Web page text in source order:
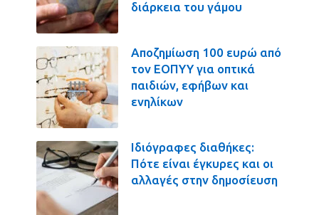
διάρκεια του γάμου
Αποζημίωση 100 ευρώ από
τον ΕΟΠΥΥ για οπτικά
παιδιών, εφήβων και
ενηλίκων
Ιδιόγραφες διαθήκες:
Πότε είναι έγκυρες και οι
αλλαγές στην δημοσίευση